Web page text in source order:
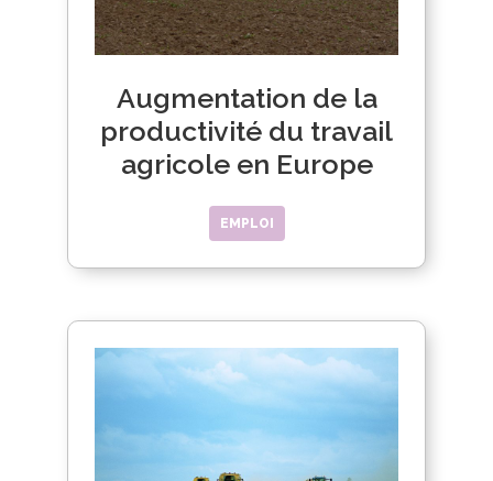
Augmentation de la
productivité du travail
agricole en Europe
EMPLOI